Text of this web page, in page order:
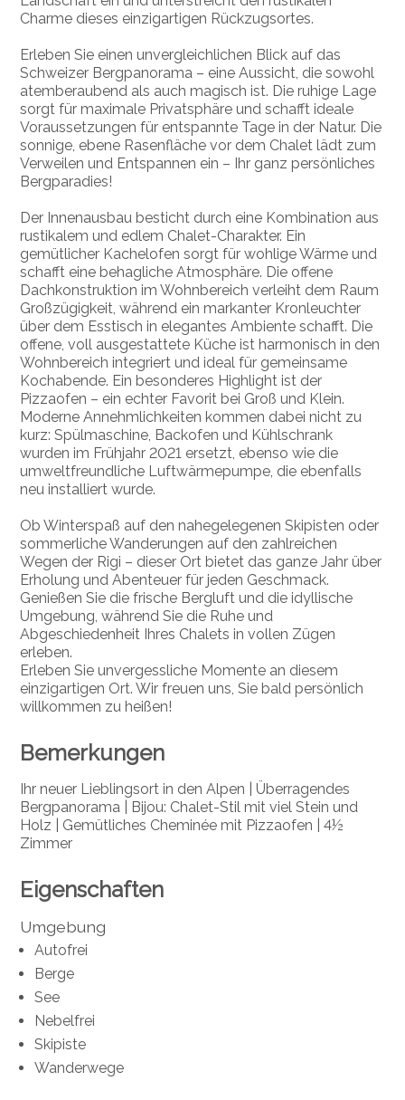
Charme dieses einzigartigen Rückzugsortes.
Erleben Sie einen unvergleichlichen Blick auf das
Schweizer Bergpanorama – eine Aussicht, die sowohl
atemberaubend als auch magisch ist. Die ruhige Lage
sorgt für maximale Privatsphäre und schafft ideale
Voraussetzungen für entspannte Tage in der Natur. Die
sonnige, ebene Rasenfläche vor dem Chalet lädt zum
Verweilen und Entspannen ein – Ihr ganz persönliches
Bergparadies!
Der Innenausbau besticht durch eine Kombination aus
rustikalem und edlem Chalet-Charakter. Ein
gemütlicher Kachelofen sorgt für wohlige Wärme und
schafft eine behagliche Atmosphäre. Die offene
Dachkonstruktion im Wohnbereich verleiht dem Raum
Großzügigkeit, während ein markanter Kronleuchter
über dem Esstisch in elegantes Ambiente schafft. Die
offene, voll ausgestattete Küche ist harmonisch in den
Wohnbereich integriert und ideal für gemeinsame
Kochabende. Ein besonderes Highlight ist der
Pizzaofen – ein echter Favorit bei Groß und Klein.
Moderne Annehmlichkeiten kommen dabei nicht zu
kurz: Spülmaschine, Backofen und Kühlschrank
wurden im Frühjahr 2021 ersetzt, ebenso wie die
umweltfreundliche Luftwärmepumpe, die ebenfalls
neu installiert wurde.
Ob Winterspaß auf den nahegelegenen Skipisten oder
sommerliche Wanderungen auf den zahlreichen
Wegen der Rigi – dieser Ort bietet das ganze Jahr über
Erholung und Abenteuer für jeden Geschmack.
Genießen Sie die frische Bergluft und die idyllische
Umgebung, während Sie die Ruhe und
Abgeschiedenheit Ihres Chalets in vollen Zügen
erleben.
Erleben Sie unvergessliche Momente an diesem
einzigartigen Ort. Wir freuen uns, Sie bald persönlich
willkommen zu heißen!
Bemerkungen
Ihr neuer Lieblingsort in den Alpen | Überragendes
Bergpanorama | Bijou: Chalet-Stil mit viel Stein und
Holz | Gemütliches Cheminée mit Pizzaofen | 4½
Zimmer
Eigenschaften
Umgebung
Autofrei
Berge
See
Nebelfrei
Skipiste
Wanderwege